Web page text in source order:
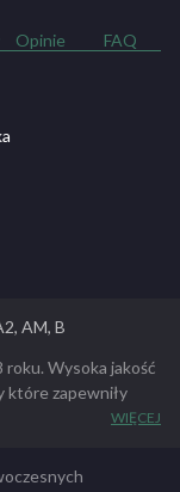
Opinie FAQ
AM, B
Wysoka jakość
które zapewniły
konkurencyjnej
coraz szerszego
WIĘCEJ